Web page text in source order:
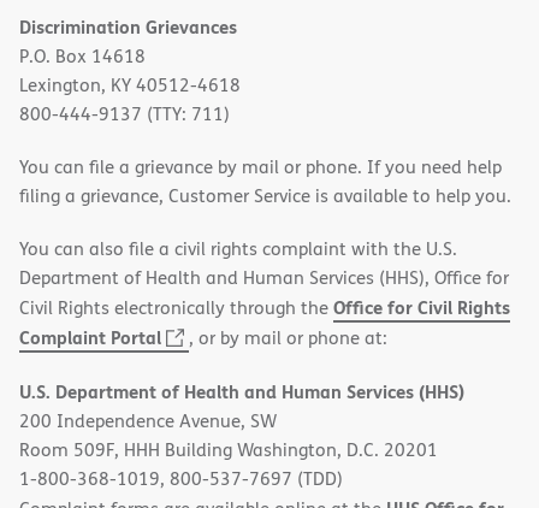
Discrimination Grievances
P.O. Box 14618
Lexington, KY 40512-4618
800-444-9137 (TTY: 711)
You can file a grievance by mail or phone. If you need help
filing a grievance, Customer Service is available to help you.
You can also file a civil rights complaint with the U.S.
Department of Health and Human Services (HHS), Office for
Civil Rights electronically through theOffice for Civil Rights
Complaint Portal
(opens
new
window)
, or by mail or phone at:
U.S. Department of Health and Human Services (HHS)
200 Independence Avenue, SW
Room 509F, HHH Building Washington, D.C. 20201
1-800-368-1019, 800-537-7697 (TDD)